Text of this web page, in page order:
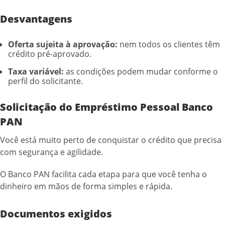
Desvantagens
Oferta sujeita à aprovação: nem todos os clientes têm
crédito pré-aprovado.
Taxa variável: as condições podem mudar conforme o
perfil do solicitante.
Solicitação do Empréstimo Pessoal Banco
PAN
Você está muito perto de conquistar o crédito que precisa
com segurança e agilidade.
O Banco PAN facilita cada etapa para que você tenha o
dinheiro em mãos de forma simples e rápida.
Documentos exigidos